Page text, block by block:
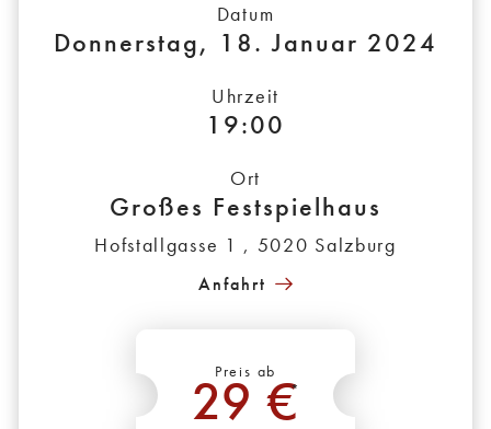
Datum
Donnerstag, 18. Januar 2024
Uhrzeit
19:00
Ort
Großes Festspielhaus
Hofstallgasse 1 , 5020 Salzburg
Anfahrt
Preis ab
29 €
*